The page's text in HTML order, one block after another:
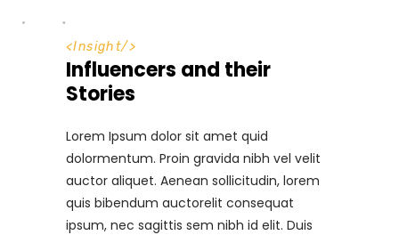
<Insight/>
Influencers and their
Stories
Lorem Ipsum dolor sit amet quid
dolormentum. Proin gravida nibh vel velit
auctor aliquet. Aenean sollicitudin, lorem
quis bibendum auctorelit consequat
ipsum, nec sagittis sem nibh id elit. Duis